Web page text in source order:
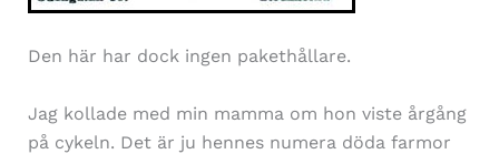
Den här har dock ingen pakethållare.
Jag kollade med min mamma om hon viste årgång
på cykeln. Det är ju hennes numera döda farmor